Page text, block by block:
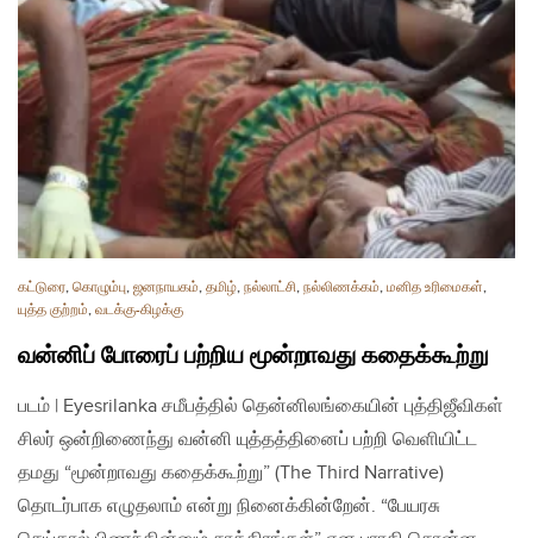
கட்டுரை, கொழும்பு, ஜனநாயகம், தமிழ், நல்லாட்சி, நல்லிணக்கம், மனித உரிமைகள்,
யுத்த குற்றம், வடக்கு-கிழக்கு
வன்னிப் போரைப் பற்றிய மூன்றாவது கதைக்கூற்று
படம் | Eyesrilanka சமீபத்தில் தென்னிலங்கையின் புத்திஜீவிகள்
சிலர் ஒன்றிணைந்து வன்னி யுத்தத்தினைப் பற்றி வெளியிட்ட
தமது “மூன்றாவது கதைக்கூற்று” (The Third Narrative)
தொடர்பாக எழுதலாம் என்று நினைக்கின்றேன். “பேயரசு